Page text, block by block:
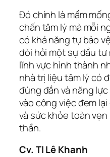
Đó chính là mầm
chấn tâm lý mà mỗi
có khả năng tự bảo
đòi hỏi một sự đầu
lĩnh vực hình thành
nhà trị liệu tâm lý có
đúng đắn và năng
vào công việc đem
và sức khỏe toàn
thần.
Cv. Tl Lê Khanh